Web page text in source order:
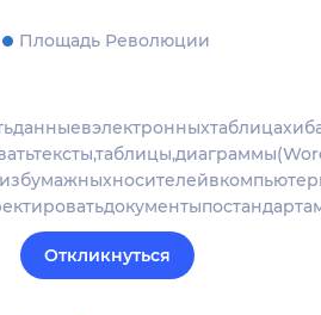
Площадь Революции
Откликнуться